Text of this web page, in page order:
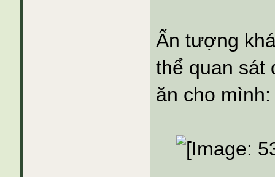
Ấn tượng
thể quan sát
ăn cho mình: